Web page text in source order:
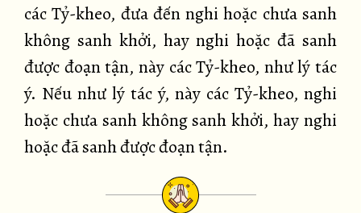
các Tỷ-kheo, đưa đến nghi hoặc chưa sanh
không sanh khởi, hay nghi hoặc đã sanh
được đoạn tận, này các Tỷ-kheo, như lý tác
ý. Nếu như lý tác ý, này các Tỷ-kheo, nghi
hoặc chưa sanh không sanh khởi, hay nghi
hoặc đã sanh được đoạn tận.